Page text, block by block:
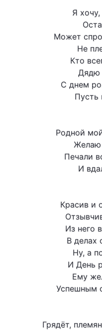
Я
Может
Не
Кто
Дядю
С днем
Пусть
Родной
Желаю
Печали
И
Красив и
Из него
В делах
Ну, а
И День
Ему
Успешным
Грядёт,